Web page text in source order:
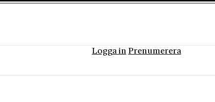
Logga in Prenumerera